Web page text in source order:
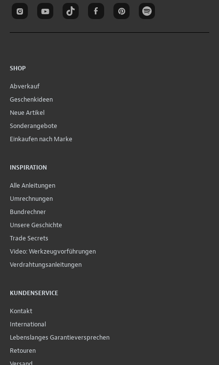
SHOP
Abverkauf
Geschenkideen
Neue Artikel
Sonderangebote
Einkaufen nach Marke
INSPIRATION
Alle Anleitungen
Umrechnungen
Bundrechner
Unsere Geschichte
Trade Secrets
Video: Werkzeugvorführungen
Verdrahtungsanleitungen
KUNDENSERVICE
Kontakt
International
Lebenslanges Garantieversprechen
Retouren